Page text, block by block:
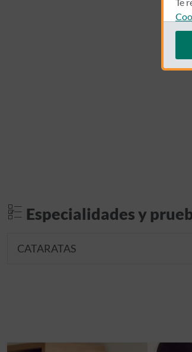
Especialidades y
CATARATAS